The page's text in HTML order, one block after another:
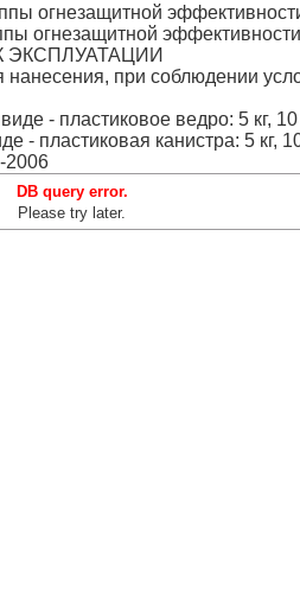
огнезащитной
огнезащитной
нанесения, при соблюдении
- пластиковое ведро: 5 кг, 10
- пластиковая канистра: 5 кг, 10
2006
DB query error.
Please try later.